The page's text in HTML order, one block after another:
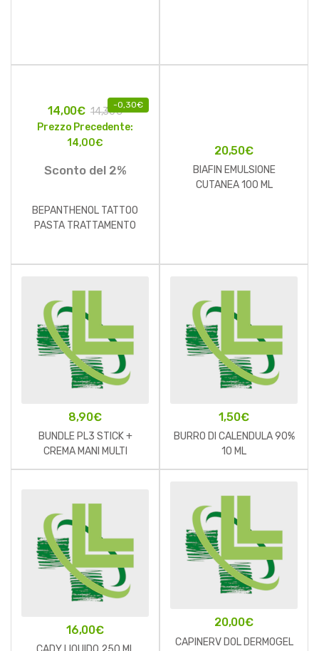
-0,30€
14,00€ 14,30€
Prezzo Precedente:
14,00€
Sconto del 2%
BEPANTHENOL TATTOO
PASTA TRATTAMENTO
20,50€
BIAFIN EMULSIONE
CUTANEA 100 ML
8,90€
BUNDLE PL3 STICK +
CREMA MANI MULTI
PROTETTIVA
1,50€
BURRO DI CALENDULA 90%
10 ML
16,00€
20,00€
CAPINERV DOL DERMOGEL